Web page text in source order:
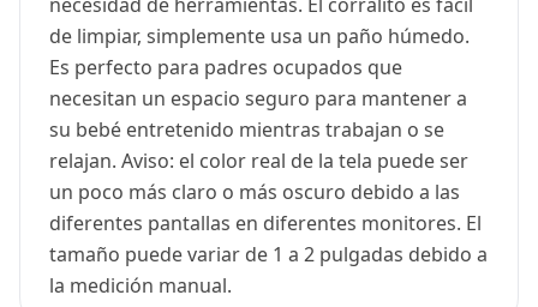
de limpiar, simplemente usa un paño húmedo.
Es perfecto para padres ocupados que
necesitan un espacio seguro para mantener a
su bebé entretenido mientras trabajan o se
relajan. Aviso: el color real de la tela puede ser
un poco más claro o más oscuro debido a las
diferentes pantallas en diferentes monitores. El
tamaño puede variar de 1 a 2 pulgadas debido a
la medición manual.